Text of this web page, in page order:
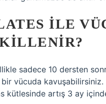
ILE
sadece 10 dersten
bir vücuda
kütlesinde artış 3 ay